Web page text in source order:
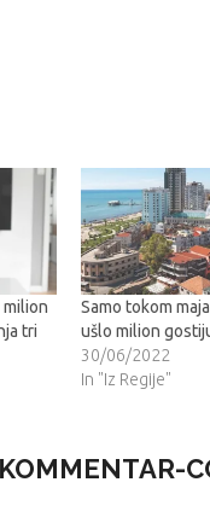
tri
Samo tokom
ušlo milion
30/06/2022
In "Iz Regije"